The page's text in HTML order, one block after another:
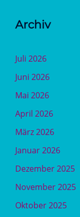
Archiv
Juli 2026
Juni 2026
Mai 2026
April 2026
März 2026
Januar 2026
Dezember 2025
November 2025
Oktober 2025